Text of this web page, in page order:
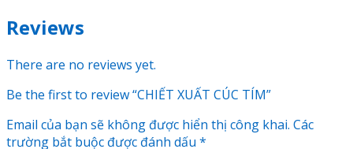
Reviews
There are no reviews yet.
Be the first to review “CHIẾT XUẤT CÚC TÍM”
Email của bạn sẽ không được hiển thị công khai. Các
trường bắt buộc được đánh dấu *